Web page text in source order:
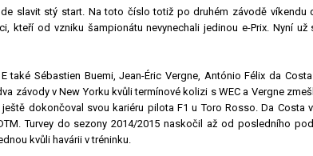
slavit stý start. Na toto číslo totiž po druhém závodě víkendu
kteří od vzniku šampionátu nevynechali jedinou e-Prix. Nyní už
Sébastien Buemi, Jean-Éric Vergne, António Félix da
závody v New Yorku kvůli termínové kolizi s WEC a Vergne
dokončoval svou kariéru pilota F1 u Toro Rosso. Da Costa
Turvey do sezony 2014/2015 naskočil až od posledního
kvůli havárii v tréninku.